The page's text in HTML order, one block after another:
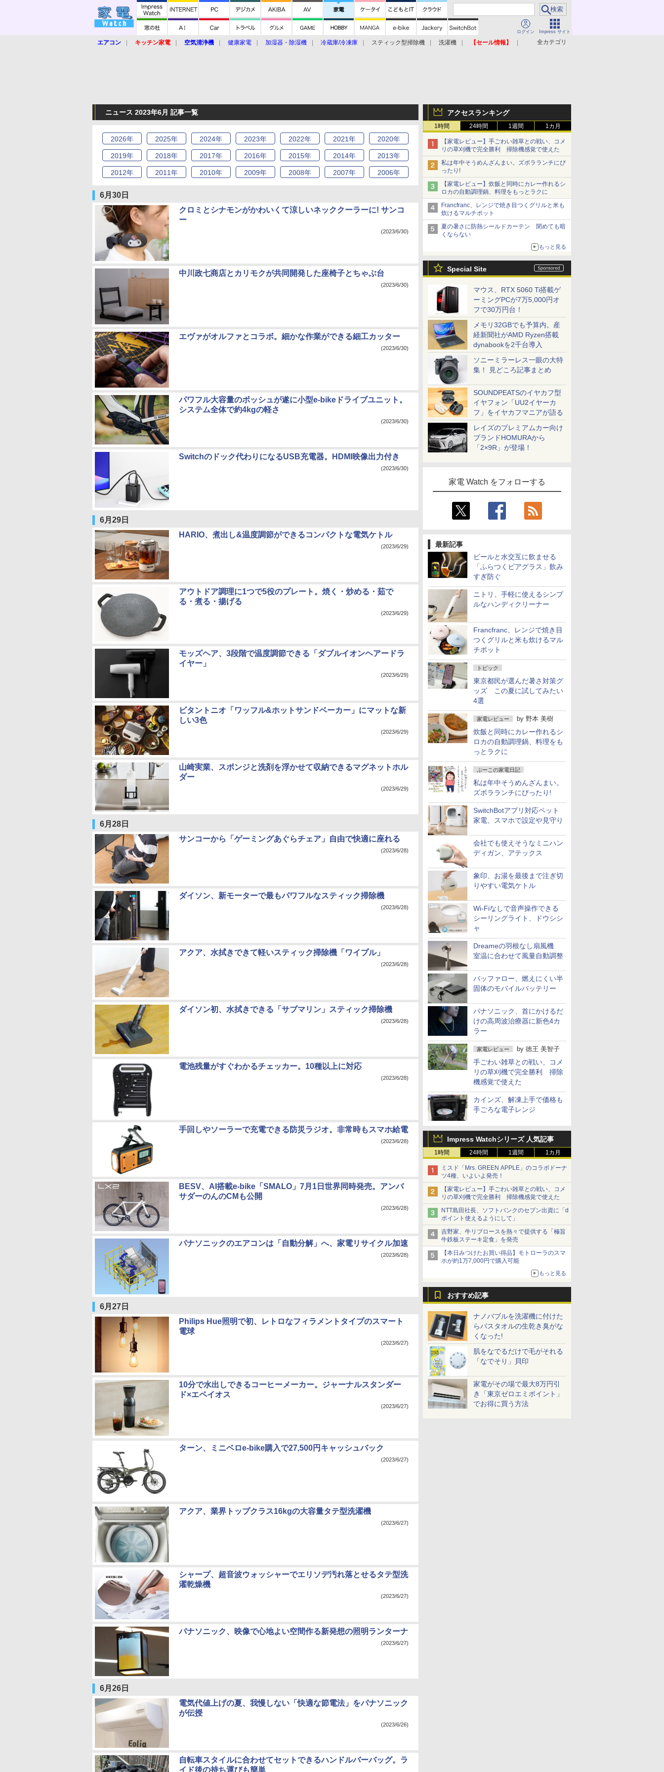
ログイン Impress サイト
全カテゴリ
エアコン キッチン家電 空気清浄機 健康家電 加湿器・除湿機 冷蔵庫/冷凍庫 スティック型掃除機 洗濯機
【セール情報】
アクセスランキング
1時間 24時間 1週間 1カ月
【家電レビュー】手ごわい雑草との戦い、コメ
リの草刈機で完全勝利 掃除機感覚で使えた
私は年中そうめんざんまい。ズボラランチにぴ
ったり!
【家電レビュー】炊飯と同時にカレー作れるシ
ロカの自動調理鍋、料理をもっとラクに
Francfranc、レンジで焼き目つくグリルと米も
炊けるマルチポット
夏の暑さに防熱シールドカーテン 閉めても暗
くならない
もっと見る
Special Site
マウス、RTX 5060 Ti搭載ゲ
ーミングPCが7万5,000円オ
フで30万円台！
メモリ32GBでも予算内。産
経新聞社がAMD Ryzen搭載
dynabookを2千台導入
ソニーミラーレス一眼の大特
集！ 見どころ記事まとめ
SOUNDPEATSのイヤカフ型
イヤフォン「UU2イヤーカ
フ」をイヤカフマニアが語る
レイズのプレミアムカー向け
ブランドHOMURAから
「2×9R」が登場！
家電 Watch をフォローする
最新記事
ビールと水交互に飲ませる
「ふらつくビアグラス」飲み
すぎ防ぐ
ニトリ、手軽に使えるシンプ
ルなハンディクリーナー
Francfranc、レンジで焼き目
つくグリルと米も炊けるマル
チポット
トピック
東京都民が選んだ暑さ対策グ
ッズ この夏に試してみたい
4選
家電レビュー by 野本 美樹
炊飯と同時にカレー作れるシ
ロカの自動調理鍋、料理をも
っとラクに
ぷーこの家電日記
私は年中そうめんざんまい。
ズボラランチにぴったり!
SwitchBotアプリ対応ペット
家電、スマホで設定や見守り
会社でも使えそうなミニハン
ディガン、アテックス
象印、お湯を最後まで注ぎ切
りやすい電気ケトル
Wi-Fiなしで音声操作できる
シーリングライト、ドウシシ
ャ
Dreameの羽根なし扇風機
室温に合わせて風量自動調整
バッファロー、燃えにくい半
固体のモバイルバッテリー
パナソニック、首にかけるだ
けの高周波治療器に新色4カ
ラー
家電レビュー by 徳王 美智子
手ごわい雑草との戦い、コメ
リの草刈機で完全勝利 掃除
機感覚で使えた
カインズ、解凍上手で価格も
手ごろな電子レンジ
Impress Watchシリーズ 人気記事
1時間 24時間 1週間 1カ月
ミスド「Mrs. GREEN APPLE」のコラボドーナ
ツ4種、いよいよ発売！
【家電レビュー】手ごわい雑草との戦い、コメ
リの草刈機で完全勝利 掃除機感覚で使えた
NTT島田社長、ソフトバンクのセブン出資に「d
ポイント使えるようにして」
吉野家、牛リブロースを熱々で提供する「極旨
牛鉄板ステーキ定食」を発売
【本日みつけたお買い得品】モトローラのスマ
ホが約1万7,000円で購入可能
もっと見る
おすすめ記事
ナノバブルを洗濯機に付けた
らバスタオルの生乾き臭がな
くなった!
肌をなでるだけで毛がそれる
「なでそり」貝印
家電がその場で最大8万円引
き「東京ゼロエミポイント」
でお得に買う方法
ニュース 2023年6月 記事一覧
2026年 2025年 2024年 2023年 2022年 2021年 2020年
2019年 2018年 2017年 2016年 2015年 2014年 2013年
2012年 2011年 2010年 2009年 2008年 2007年 2006年
6月30日
クロミとシナモンがかわいくて涼しいネッククーラーに! サンコ
ー
(2023/6/30)
中川政七商店とカリモクが共同開発した座椅子とちゃぶ台
(2023/6/30)
エヴァがオルファとコラボ。細かな作業ができる細工カッター
(2023/6/30)
パワフル大容量のボッシュが遂に小型e-bikeドライブユニット。
システム全体で約4kgの軽さ
(2023/6/30)
Switchのドック代わりになるUSB充電器。HDMI映像出力付き
(2023/6/30)
6月29日
HARIO、煮出し&温度調節ができるコンパクトな電気ケトル
(2023/6/29)
アウトドア調理に1つで5役のプレート。焼く・炒める・茹で
る・煮る・揚げる
(2023/6/29)
モッズヘア、3段階で温度調節できる「ダブルイオンヘアードラ
イヤー」
(2023/6/29)
ビタントニオ「ワッフル&ホットサンドベーカー」にマットな新
しい3色
(2023/6/29)
山崎実業、スポンジと洗剤を浮かせて収納できるマグネットホル
ダー
(2023/6/29)
6月28日
サンコーから「ゲーミングあぐらチェア」自由で快適に座れる
(2023/6/28)
ダイソン、新モーターで最もパワフルなスティック掃除機
(2023/6/28)
アクア、水拭きできて軽いスティック掃除機「ワイプル」
(2023/6/28)
ダイソン初、水拭きできる「サブマリン」スティック掃除機
(2023/6/28)
電池残量がすぐわかるチェッカー。10種以上に対応
(2023/6/28)
手回しやソーラーで充電できる防災ラジオ。非常時もスマホ給電
(2023/6/28)
BESV、AI搭載e-bike「SMALO」7月1日世界同時発売。アンバ
サダーのんのCMも公開
(2023/6/28)
パナソニックのエアコンは「自動分解」へ、家電リサイクル加速
(2023/6/28)
6月27日
Philips Hue照明で初、レトロなフィラメントタイプのスマート
電球
(2023/6/27)
10分で水出しできるコーヒーメーカー。ジャーナルスタンダー
ド×エペイオス
(2023/6/27)
ターン、ミニベロe-bike購入で27,500円キャッシュバック
(2023/6/27)
アクア、業界トップクラス16kgの大容量タテ型洗濯機
(2023/6/27)
シャープ、超音波ウォッシャーでエリソデ汚れ落とせるタテ型洗
濯乾燥機
(2023/6/27)
パナソニック、映像で心地よい空間作る新発想の照明ランターナ
(2023/6/27)
6月26日
電気代値上げの夏、我慢しない「快適な節電法」をパナソニック
が伝授
(2023/6/26)
自転車スタイルに合わせてセットできるハンドルバーバッグ。ラ
イド後の持ち運びも簡単